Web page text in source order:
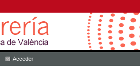
Acceder